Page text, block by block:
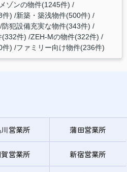
ゾンの物件(1245件)
件) 新築・築浅物件(500件)
防犯設備充実な物件(343件)
(332件) ZEH-Mの物件(322件)
件) ファミリー向け物件(236件)
営業所 蒲田営業所
営業所 新宿営業所